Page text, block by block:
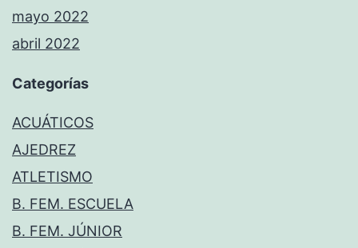
mayo 2022
abril 2022
Categorías
ACUÁTICOS
AJEDREZ
ATLETISMO
B. FEM. ESCUELA
B. FEM. JÚNIOR